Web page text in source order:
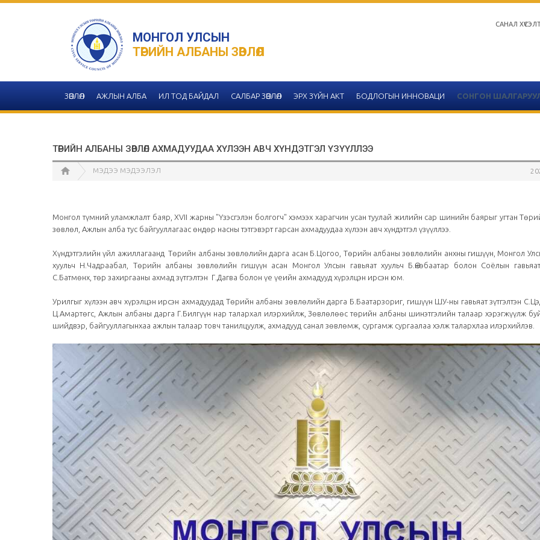
МОНГОЛ УЛСЫН
ТӨРИЙН АЛБАНЫ ЗӨВЛӨЛ
САНАЛ
ЗӨВЛӨЛ АЖЛЫН АЛБА ИЛ ТОД БАЙДАЛ САЛБАР ЗӨВЛӨЛ ЭРХ ЗҮЙН АКТ БОДЛОГЫН ИННОВАЦИ СОНГОН
ТӨРИЙН АЛБАНЫ ЗӨВЛӨЛ АХМАДУУДАА ХҮЛЭЭН АВЧ ХҮНДЭТГЭЛ ҮЗҮҮЛЛЭЭ
МЭДЭЭ МЭДЭЭЛЭЛ
Монгол түмний уламжлалт баяр, XVII жарны "Үзэсгэлэн болгогч" хэмээх харагчин усан туулай жилийн сар шинийн баярыг угтан
зөвлөл, Ажлын алба тус байгууллагаас өндөр насны тэтгэвэрт гарсан ахмадуудаа хүлээн авч хүндэтгэл үзүүллээ.
Хүндэтгэлийн үйл ажиллагаанд Төрийн албаны зөвлөлийн дарга асан Б.Цогоо, Төрийн албаны зөвлөлийн анхны гишүүн, Монгол
хуульч Н.Чадраабал, Төрийн албаны зөвлөлийн гишүүн асан Монгол Улсын гавьяат хуульч Б.Өнөбаатар болон Соёлын гавьяат
С.Батмөнх, төр захиргааны ахмад зүтгэлтэн Г.Дагва болон үе үеийн ахмадууд хүрэлцэн ирсэн юм.
Урилгыг хүлээн авч хүрэлцэн ирсэн ахмадуудад Төрийн албаны зөвлөлийн дарга Б.Баатарзориг, гишүүн ШУ-ны гавьяат зүтгэлтэн
Ц.Амартөгс, Ажлын албаны дарга Г.Билгүүн нар талархал илэрхийлж, Зөвлөлөөс төрийн албаны шинэтгэлийн талаар хэрэгжүүлж
шийдвэр, байгууллагынхаа ажлын талаар товч танилцуулж, ахмадууд санал зөвлөмж, сургамж сургаалаа хэлж талархлаа илэрхийлэв.
Төрийн албаны...